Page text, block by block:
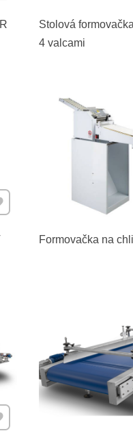
Stolová
4 valcami
k Obľúbeným
Formovačka na
k Obľúbeným